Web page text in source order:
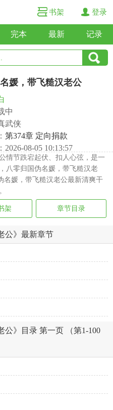
书架 登录
完本 最新 记录
媛，带飞糙汉老公
中
武侠
第374章 定向捐款
2026-08-05 10:13:57
情节跌宕起伏、扣人心弦，是一
八零归国伪名媛，带飞糙汉老
名媛，带飞糙汉老公最新清爽干
架 章节目录
公》最新章节
公》目录 第一页 （第1-100